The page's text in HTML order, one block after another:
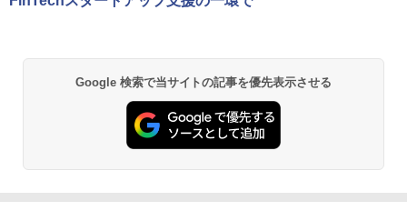
Google 検索で当サイトの記事を優先表示させる